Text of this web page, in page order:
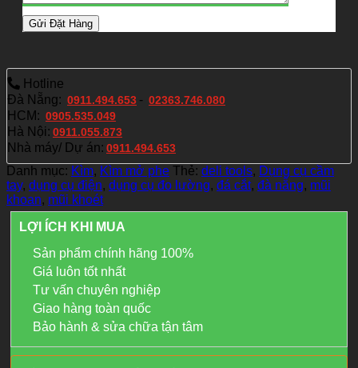
Hotline
Đà Nẵng: 0911.494.653 - 02363.746.080
HCM: 0905.535.049
Hà Nội: 0911.055.873
Nhà máy/ Dự án: 0911.494.653
Danh mục: Kìm, Kìm mở phe Thẻ: deli tools, Dụng cụ cầm
tay, dụng cụ điện, dụng cụ đo lường, đá cắt, đà nẵng, mũi
khoan, mũi khoét
LỢI ÍCH KHI MUA
Sản phẩm chính hãng 100%
Giá luôn tốt nhất
Tư vấn chuyên nghiệp
Giao hàng toàn quốc
Bảo hành & sửa chữa tận tâm